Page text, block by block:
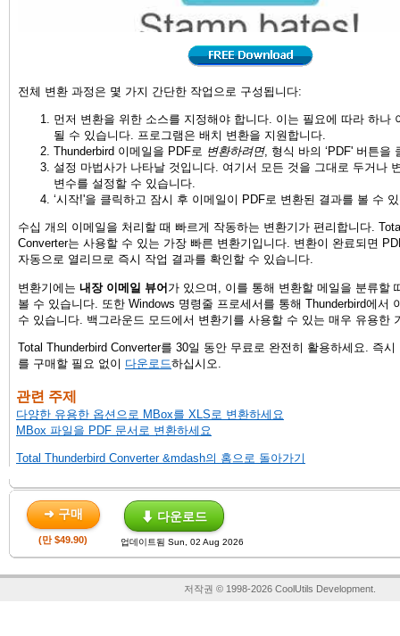
전체 변환 과정은 몇 가지 간단한 작업으로 구성됩니다:
먼저 변환을 위한 소스를 지정해야 합니다. 이는 필요에 따라 하나
될 수 있습니다. 프로그램은 배치 변환을 지원합니다.
Thunderbird 이메일을 PDF로 변환하려면, 형식 바의 ‘PDF' 버튼을
설정 마법사가 나타날 것입니다. 여기서 모든 것을 그대로 두거나
변수를 설정할 수 있습니다.
‘시작!'을 클릭하고 잠시 후 이메일이 PDF로 변환된 결과를 볼 수
수십 개의 이메일을 처리할 때 빠르게 작동하는 변환기가 편리합니다.
Converter는 사용할 수 있는 가장 빠른 변환기입니다. 변환이 완료되면
자동으로 열리므로 즉시 작업 결과를 확인할 수 있습니다.
변환기에는 내장 이메일 뷰어 가 있으며, 이를 통해 변환할 메일을 분류할
볼 수 있습니다. 또한 Windows 명령줄 프로세서를 통해 Thunderbird에서
수 있습니다. 백그라운드 모드에서 변환기를 사용할 수 있는 매우 유용한
Total Thunderbird Converter를 30일 동안 무료로 완전히 활용하세요. 즉시
를 구매할 필요 없이 다운로드하십시오.
관련 주제
다양한 유용한 옵션으로 MBox를 XLS로 변환하세요
MBox 파일을 PDF 문서로 변환하세요
Total Thunderbird Converter &mdash의 홈으로 돌아가기
➜ 구매 ⬇ 다운로드
(만 $49.90) 업데이트됨 Sun, 02 Aug 2026
저작권 © 1998-2026 CoolUtils Development.